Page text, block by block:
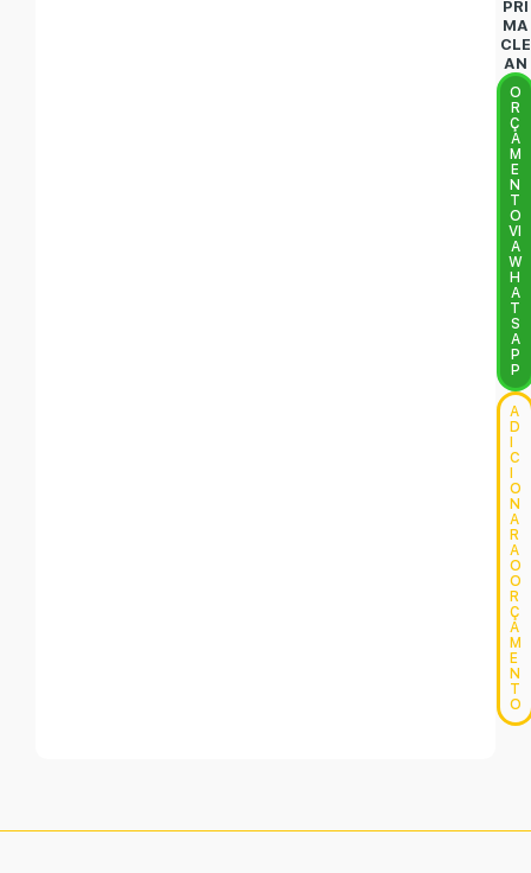
PRI
MA
CLE
AN
O
R
Ç
A
M
E
N
T
O
VI
A
W
H
A
T
S
A
P
P
A
D
C
O
N
A
R
A
O
O
R
Ç
A
M
E
N
T
O